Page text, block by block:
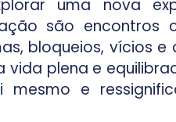
uma nova
são encontros
bloqueios, vícios e
plena e
e